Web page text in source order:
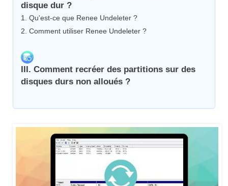
disque dur ?
1. Qu'est-ce que Renee Undeleter ?
2. Comment utiliser Renee Undeleter ?
III. Comment recréer des partitions sur des
disques durs non alloués ?